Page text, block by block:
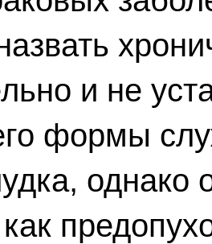
и не
формы
однако
как